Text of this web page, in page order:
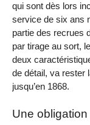
qui sont dès lors
service de six ans
partie des recrues
par tirage au sort,
deux
de détail, va rester
jusqu’en 1868.
Une